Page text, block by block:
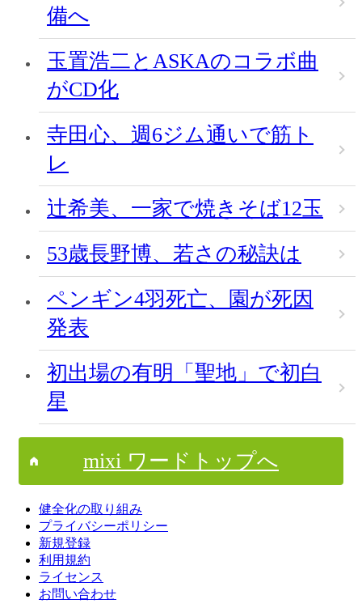
備へ
玉置浩二とASKAのコラボ曲
がCD化
寺田心、週6ジム通いで筋ト
レ
辻希美、一家で焼きそば12玉
53歳長野博、若さの秘訣は
ペンギン4羽死亡、園が死因
発表
初出場の有明「聖地」で初白
星
mixi ワードトップへ
健全化の取り組み
プライバシーポリシー
新規登録
利用規約
ライセンス
お問い合わせ